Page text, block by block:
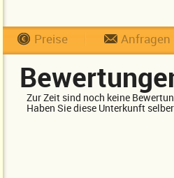
Preise Anfragen
Zur Zeit sind noch keine
Haben Sie diese Unterkunft